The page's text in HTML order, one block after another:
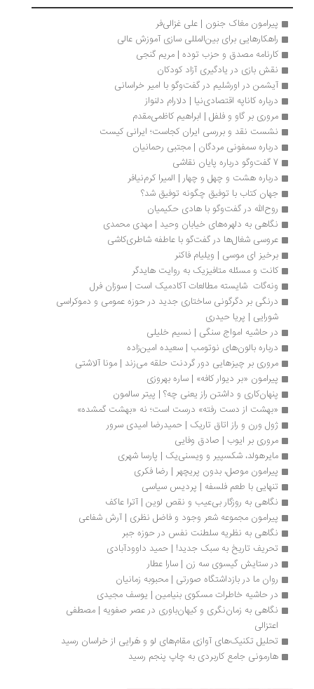
پیرامون مغاک جنون | علی غزالی‌فر
راهکارهایی برای بین‌المللی سازی آموزش عالی
کارنامه مصدق و حزب توده | مریم گنجی
نقش بازی در یادگیری آزاد کودکان
آیشمن در اورشلیم در گفت‌وگو با امیر خراسانی
درباره کاناپه اقتصادی‌نیا | دلارام دلنواز
مروری بر گاو و فلفل | ابراهیم کاظمی‌مقدم
نشست نقد و بررسی ایران کجاست؛ ایرانی کیست
درباره سمفونی مردگان | مجتبی رحمانیان
درباره هشت و چهل و چهار | المیرا کرم‌نیافر
جهان کتاب با توفیق چگونه توفیق شد؟
روح‌الله در گفت‌وگو با هادی حکیمیان
نگاهی به دلهره‌های خیابان وحید | مهدی محمدی
عروسی شغال‌ها در گفت‌گو با عاطفه شاطری‌کاشی
برخیز ای موسی | ویلیام فاکنر
کانت و مسئله متافیزیک به روایت هایدگر
ونه‌گات  شایسته مطالعات آکادمیک است | سوزان فرل
درنگی بر دگرگونی ساختاری جدید در حوزه عمومی و دموکراسی
شورایی | پریا حیدری
در حاشیه امواج سنگی | نسیم خلیلی
درباره بالون‌های نوتومب | سعیده امین‌زاده
مروری بر چيزهايى دور گردنت حلقه مى‌زند | مونا آلاشتی
پیرامون «بر دیوار کافه» | ساره بهروزی
پنهان‌کاری و داشتن راز یعنی چه؟ | پیتر سالمون
«بهشت از دست رفته» درست است؛ نه «بهشت گمشده»
ژول ورن و راز اتاق تاریک | حمیدرضا امیدی سرور
مروری بر ایوب | صادق وفایی
مایرهولد، شکسپیر و ویسنی‌یک | پارسا شهری
پیرامون موصل، بدون پریچهر | رضا فکری
تنهایی با طعم فلسفه | پردیس سیاسی
نگاهی به روزگار بی‌عیب و نقص لوین | آترا عاکف
پیرامون مجموعه شعر وجود و فاضل نظری | آرش شفاعی
نگاهی به نظریه سلطنت نفس در حوزه جبر
تحریف تاریخ به سبک جدید! | حمید داوودآبادی
در ستایش گیسوی سه زن | سارا عطار
روان ما در بازداشتگاه صورتی | محبوبه زمانیان
در حاشیه خاطرات مسکوی بنیامین | یوسف مجیدی
نگاهی به زمان‌نگری و کیهان‌باوری در عصر صفویه | مصطفی
تحلیل تکنیک‌های آوازی مقام‌های لو و هَرایی از خراسان رسید
هارمونی جامع کاربردی به چاپ پنجم رسید